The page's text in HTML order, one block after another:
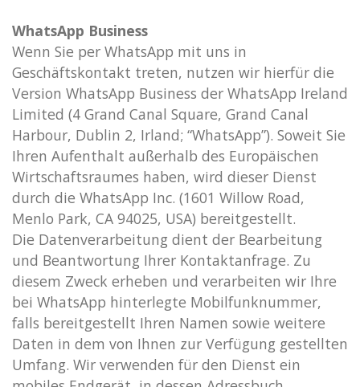
WhatsApp Business
Wenn Sie per WhatsApp mit uns in
Geschäftskontakt treten, nutzen wir hierfür die
Version WhatsApp Business der WhatsApp Ireland
Limited (4 Grand Canal Square, Grand Canal
Harbour, Dublin 2, Irland; “WhatsApp”). Soweit Sie
Ihren Aufenthalt außerhalb des Europäischen
Wirtschaftsraumes haben, wird dieser Dienst
durch die WhatsApp Inc. (1601 Willow Road,
Menlo Park, CA 94025, USA) bereitgestellt.
Die Datenverarbeitung dient der Bearbeitung
und Beantwortung Ihrer Kontaktanfrage. Zu
diesem Zweck erheben und verarbeiten wir Ihre
bei WhatsApp hinterlegte Mobilfunknummer,
falls bereitgestellt Ihren Namen sowie weitere
Daten in dem von Ihnen zur Verfügung gestellten
Umfang. Wir verwenden für den Dienst ein